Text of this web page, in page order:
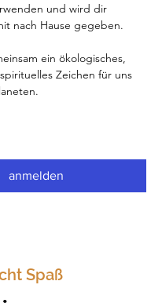
und wird dir
nach Hause gegeben.
ein ökologisches,
Zeichen für uns
anmelden
Spaß